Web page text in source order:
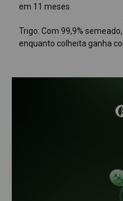
em 11 meses
Trigo: Com 99,9%
enquanto colheita ganha